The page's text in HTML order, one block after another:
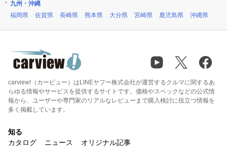
九州・沖縄
福岡県
佐賀県 長崎県 熊本県 大分県 宮崎県 鹿児島県 沖縄県
carview!（カービュー）はLINEヤフー株式会社が運営するクルマに関するあ
らゆる情報やサービスを提供するサイトです。価格やスペックなどの公式情
報から、ユーザーや専門家のリアルなレビューまで購入検討に役立つ情報を
多く掲載しています。
知る
カタログ
ニュース オリジナル記事